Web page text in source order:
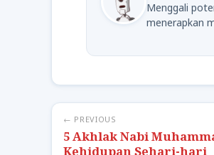
Menggali
menerapkan
← PREVIOUS
5 Akhlak Nabi
Kehidupan Sehari-hari